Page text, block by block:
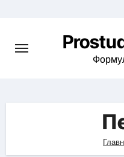
содержимому